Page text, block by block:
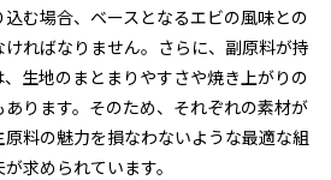
む場合、ベースとなるエビの風味との
ればなりません。さらに、副原料が持
生地のまとまりやすさや焼き上がりの
ります。そのため、それぞれの素材が
料の魅力を損なわないような最適な組
求められています。